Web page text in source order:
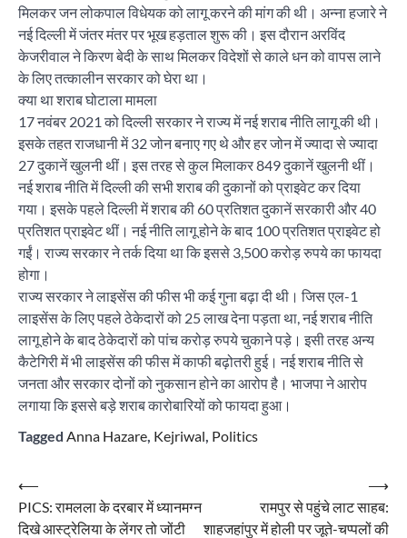
मिलकर जन लोकपाल विधेयक को लागू करने की मांग की थी। अन्ना हजारे ने
नई दिल्ली में जंतर मंतर पर भूख हड़ताल शुरू की। इस दौरान अरविंद
केजरीवाल ने किरण बेदी के साथ मिलकर विदेशों से काले धन को वापस लाने
के लिए तत्कालीन सरकार को घेरा था।
क्या था शराब घोटाला मामला
17 नवंबर 2021 को दिल्ली सरकार ने राज्य में नई शराब नीति लागू की थी।
इसके तहत राजधानी में 32 जोन बनाए गए थे और हर जोन में ज्यादा से ज्यादा
27 दुकानें खुलनी थीं। इस तरह से कुल मिलाकर 849 दुकानें खुलनी थीं।
नई शराब नीति में दिल्ली की सभी शराब की दुकानों को प्राइवेट कर दिया
गया। इसके पहले दिल्ली में शराब की 60 प्रतिशत दुकानें सरकारी और 40
प्रतिशत प्राइवेट थीं। नई नीति लागू होने के बाद 100 प्रतिशत प्राइवेट हो
गईं। राज्य सरकार ने तर्क दिया था कि इससे 3,500 करोड़ रुपये का फायदा
होगा।
राज्य सरकार ने लाइसेंस की फीस भी कई गुना बढ़ा दी थी। जिस एल-1
लाइसेंस के लिए पहले ठेकेदारों को 25 लाख देना पड़ता था, नई शराब नीति
लागू होने के बाद ठेकेदारों को पांच करोड़ रुपये चुकाने पड़े। इसी तरह अन्य
कैटेगिरी में भी लाइसेंस की फीस में काफी बढ़ोतरी हुई। नई शराब नीति से
जनता और सरकार दोनों को नुकसान होने का आरोप है। भाजपा ने आरोप
लगाया कि इससे बड़े शराब कारोबारियों को फायदा हुआ।
Tagged Anna Hazare, Kejriwal, Politics
Post
navigation
⟵
PICS: रामलला के दरबार में ध्यानमग्न
दिखे आस्ट्रेलिया के लेंगर तो जोंटी
रामपुर से पहुंचे लाट साहब:
शाहजहांपुर में होली पर जूते-चप्पलों की
⟶